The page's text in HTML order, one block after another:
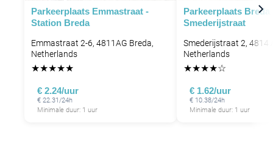
Parkeerplaats Emmastraat -
Station Breda
Emmastraat 2-6, 4811AG Breda,
Netherlands
★★★★★
€ 2.24/uur
€ 22.31/24h
Minimale duur: 1 uur
Parkeerplaats Breda
Smederijstraat
Smederijstraat 2, 4814
Netherlands
★★★★☆
€ 1.62/uur
€ 10.38/24h
Minimale duur: 1 uur